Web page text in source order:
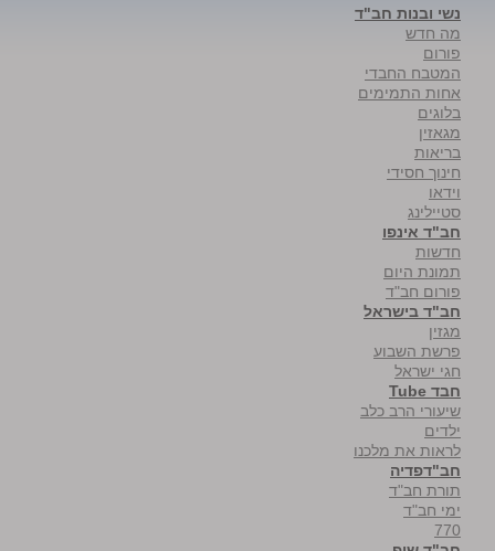
נשי ובנות חב"ד
מה חדש
פורום
המטבח החבדי
אחות התמימים
בלוגים
מגאזין
בריאות
חינוך חסידי
וידאו
סטיילינג
חב"ד אינפו
חדשות
תמונת היום
פורום חב"ד
חב"ד בישראל
מגזין
פרשת השבוע
חגי ישראל
חבד Tube
שיעורי הרב כלב
ילדים
לראות את מלכנו
חב"דפדיה
תורת חב"ד
ימי חב"ד
770